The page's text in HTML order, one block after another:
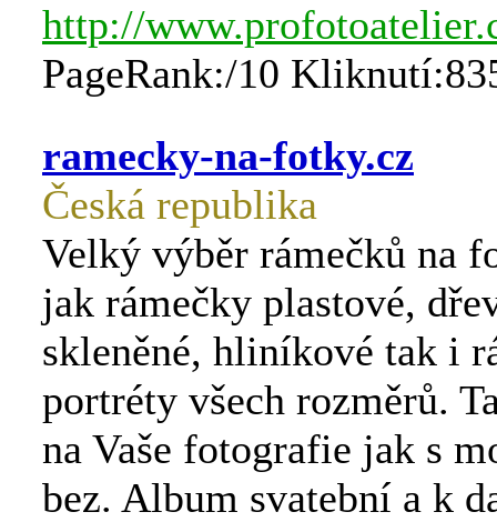
http://
PageRank:/10
ramecky-na-fotky.cz
Česká republika
Velký výběr rámečků na
jak rámečky plastové,
skleněné, hliníkové tak i
portréty všech rozměrů.
na Vaše fotografie jak s
bez. Album svatební a k